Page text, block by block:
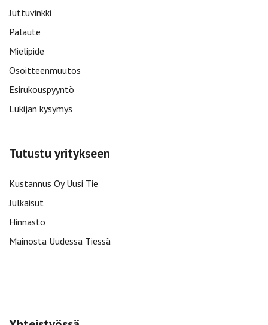
Juttuvinkki
Palaute
Mielipide
Osoitteenmuutos
Esirukouspyyntö
Lukijan kysymys
Tutustu yritykseen
Kustannus Oy Uusi Tie
Julkaisut
Hinnasto
Mainosta Uudessa Tiessä